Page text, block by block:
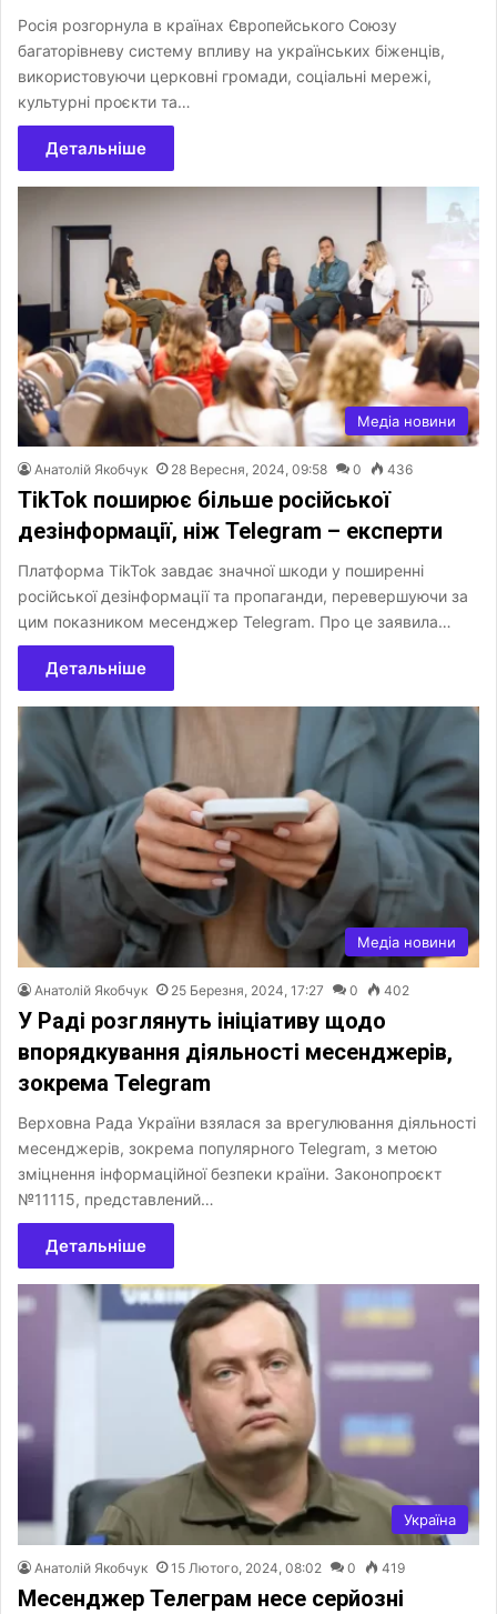
Росія розгорнула в країнах Європейського Союзу
багаторівневу систему впливу на українських біженців,
використовуючи церковні громади, соціальні мережі,
культурні проєкти та…
Детальніше
Медіа новини
Анатолій Якобчук 28 Вересня, 2024, 09:58 0 436
TikTok поширює більше російської
дезінформації, ніж Telegram – експерти
Платформа TikTok завдає значної шкоди у поширенні
російської дезінформації та пропаганди, перевершуючи за
цим показником месенджер Telegram. Про це заявила…
Детальніше
Медіа новини
Анатолій Якобчук 25 Березня, 2024, 17:27 0 402
У Раді розглянуть ініціативу щодо
впорядкування діяльності месенджерів,
зокрема Telegram
Верховна Рада України взялася за врегулювання діяльності
месенджерів, зокрема популярного Telegram, з метою
зміцнення інформаційної безпеки країни. Законопроєкт
№11115, представлений…
Детальніше
Україна
Анатолій Якобчук 15 Лютого, 2024, 08:02 0 419
Месенджер Телеграм несе серйозні